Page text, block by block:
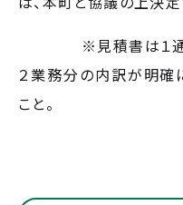
※見積書は１通で
２業務分の内訳が明確
こと。